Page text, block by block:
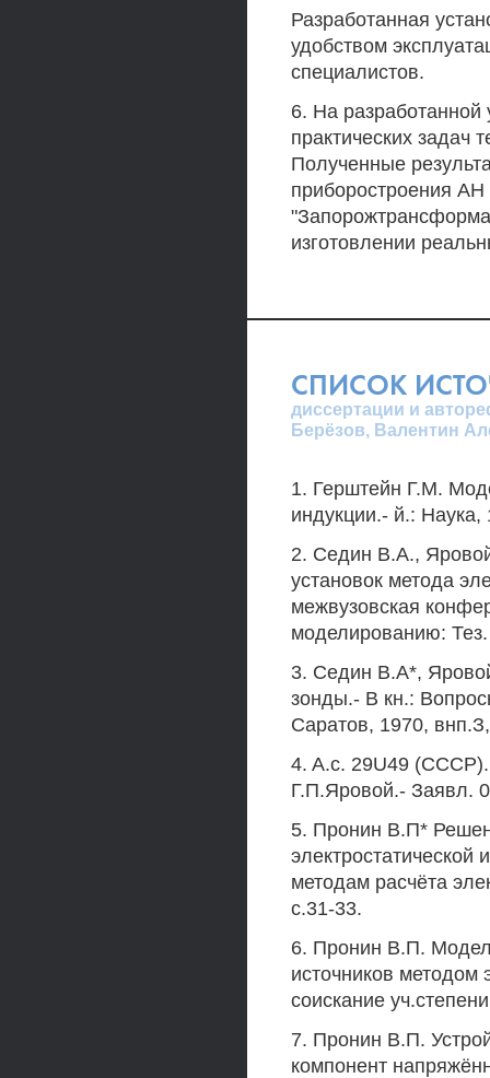
Разработанная
удобством
специалистов.
6. На
практических задач
Полученные
приборостроения
изготовлении
СПИСОК
диссертации и
Берёзов, Валентин
1. Герштейн Г.М.
индукции.- й.:
2. Седин В.А.,
установок метода
межвузовская
моделированию:
3. Седин В.А*,
зонды.- В кн.:
Саратов, 1970,
4. A.c. 29U49
Г.П.Яровой.- Заявл.
5. Пронин В.П*
методам расчёта
с.31-33.
6. Пронин В.П.
источников методом
соискание
7. Пронин В.П.
компонент